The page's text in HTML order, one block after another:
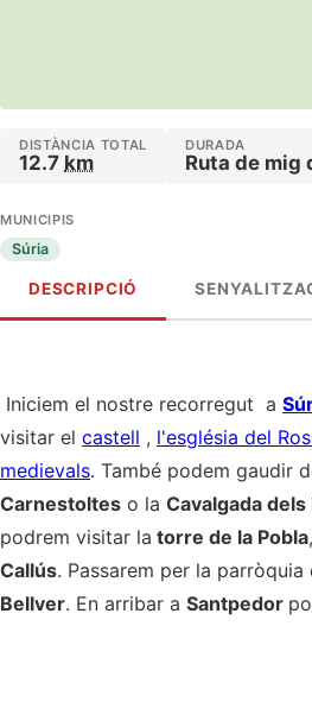
DISTÀNCIA TOTAL
12.7 km
DURADA
Ruta de mig
MUNICIPIS
Súria
DESCRIPCIÓ
Iniciem el nostre recorregut a
visitar el castell , l'església del
medievals. També podem gaudir
Carnestoltes o la Cavalgada
podrem visitar la torre de la Pobla
Callús. Passarem per la parròquia
Bellver. En arribar a Santpedor